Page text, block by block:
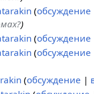
обсуждение
обсуждение
обсуждение
обсуждение